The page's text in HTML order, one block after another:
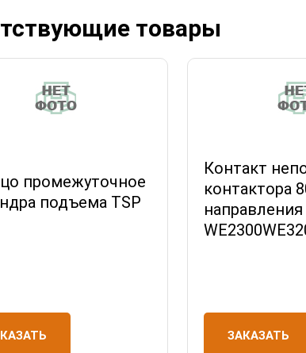
товары
промежуточное
подъема TSP
Контакт
контактора
направления
ЗАКАЗАТЬ